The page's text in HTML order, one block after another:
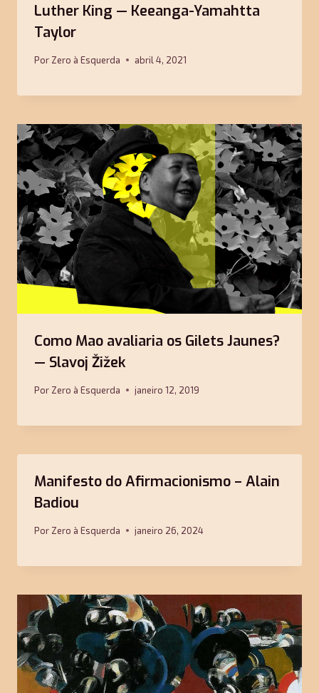
Luther King — Keeanga-Yamahtta
Taylor
Por Zero à Esquerda abril 4, 2021
Como Mao avaliaria os Gilets Jaunes?
— Slavoj Žižek
Por Zero à Esquerda janeiro 12, 2019
Manifesto do Afirmacionismo – Alain
Badiou
Por Zero à Esquerda janeiro 26, 2024